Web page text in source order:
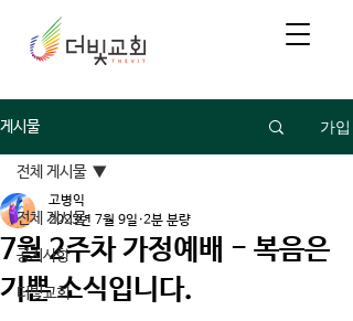
게시물 가입
전체 게시물
공지사항
더빛교회
전체 게시물
7월 2주차 가정예배 - 복음은
기쁜 소식입니다.
고병익
2023년 7월 9일 2분 분량